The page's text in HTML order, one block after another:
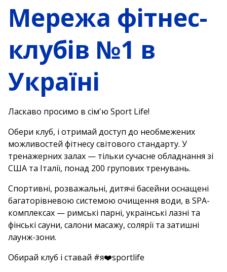
Мережа фітнес-
клубів №1 в
Україні
Ласкаво просимо в сім'ю Sport Life!
Обери клуб, і отримай доступ до необмежених
можливостей фітнесу світового стандарту. У
тренажерних залах — тільки сучасне обладнання зі
США та Італії, понад 200 групових тренувань.
Спортивні, розважальні, дитячі басейни оснащені
багаторівневою системою очищення води, в SPA-
комплексах — римські парні, українські лазні та
фінські сауни, салони масажу, солярії та затишні
лаунж-зони.
Обирай клуб і ставай #я❤️sportlife